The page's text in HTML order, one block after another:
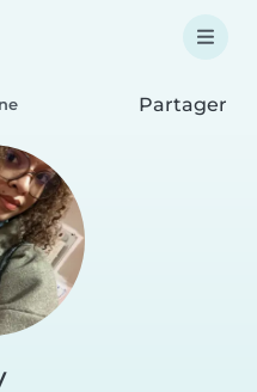
Partager